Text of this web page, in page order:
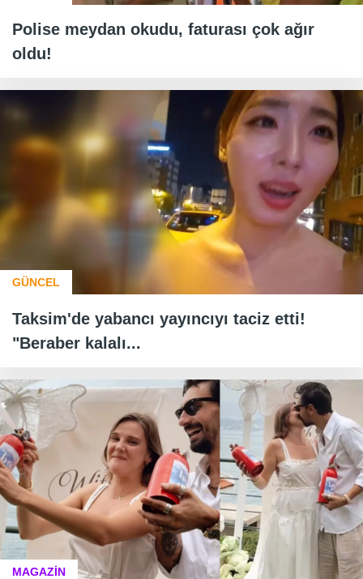
Polise meydan okudu, faturası çok ağır
oldu!
GÜNCEL
Taksim'de yabancı yayıncıyı taciz etti!
"Beraber kalalı...
MAGAZİN